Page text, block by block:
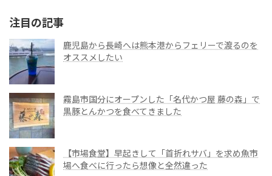
注目の記事
鹿児島から長崎へは熊本港からフェリーで渡るのを
オススメしたい
霧島市国分にオープンした「名代かつ屋 藤の森」で
黒豚とんかつを食べてきました
【市場食堂】早起きして「首折れサバ」を求め魚市
場へ食べに行ったら想像と全然違った